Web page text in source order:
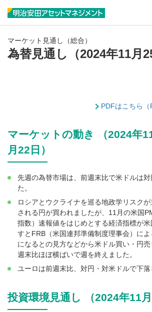
マーケット見通し（総合）
為替見通し（2024年11月
PDFはこちら（
マーケットの動き （2024年
月22日）
先週の為替市場は、前週末比で米ドルは
た。
ロシアとウクライナを巡る地政学リスク
される円が買われましたが、11月の米国
指数）速報値をはじめとする経済指標が
すとFRB（米国連邦準備制度理事会）に
になるとの見方などから米ドル買い・円
週末比ほぼ横ばいで週を終えました。
ユーロは前週末比、対円・対米ドルで下落
投資環境見通し （2024年11月